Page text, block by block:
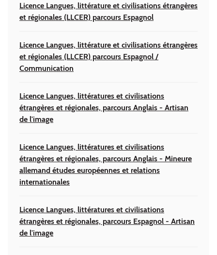
Licence Langues, littérature et civilisations étrangères
et régionales (LLCER) parcours Espagnol
Licence Langues, littérature et civilisations étrangères
et régionales (LLCER) parcours Espagnol /
Communication
Licence Langues, littératures et civilisations
étrangères et régionales, parcours Anglais - Artisan
de l'image
Licence Langues, littératures et civilisations
étrangères et régionales, parcours Anglais - Mineure
allemand études européennes et relations
internationales
Licence Langues, littératures et civilisations
étrangères et régionales, parcours Espagnol - Artisan
de l'image